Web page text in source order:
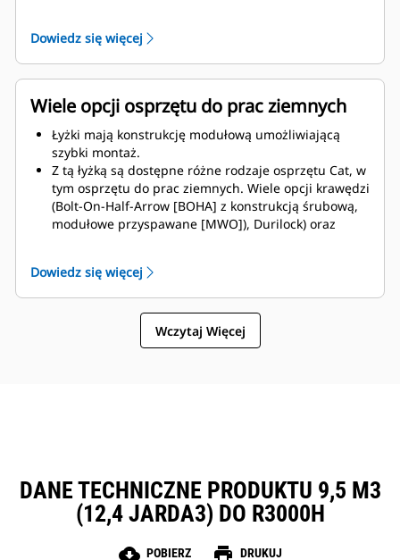
wydajności maszyny.
Osprzęt do prac ziemnych Cat także zapewnia
przewagę nad konkurencją.
Dowiedz się więcej
Wiele opcji osprzętu do prac ziemnych
Łyżki mają konstrukcję modułową umożliwiającą
szybki montaż.
Z tą łyżką są dostępne różne rodzaje osprzętu Cat, w
tym osprzętu do prac ziemnych. Wiele opcji krawędzi
(Bolt-On-Half-Arrow [BOHA] z konstrukcją śrubową,
modułowe przyspawane [MWO]), Durilock) oraz
przeciw kamieniom ogranicza ich rozsypywanie się
na tył łyżki, zmniejszając ryzyko uszkodzenia
wysięgnika/ramienia podnoszenia oraz elementów
Caterpillar oferuje łyżkę oraz pełną gamę opcji
Dowiedz się więcej
Wczytaj Więcej
DANE TECHNICZNE PRODUKTU 9,5 M3
(12,4 JARDA3) DO R3000H
cloud_download POBIERZ print DRUKUJ